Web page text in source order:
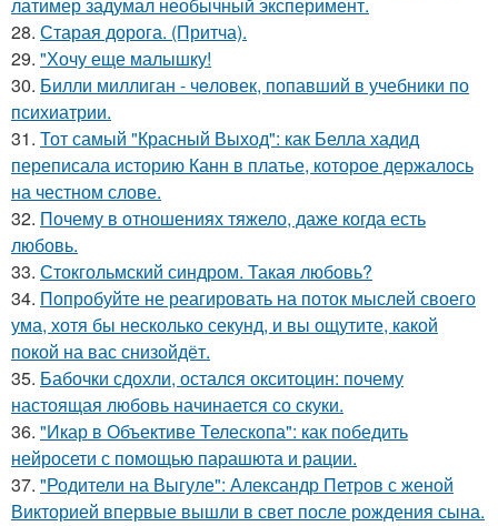
28. Старая дорога. (Притча).
29. "Хочу еще малышку!
30. Билли миллиган - чeловек, попавший в учебники по
психиатрии.
31. Тот самый "Красный Выход": как Белла хадид
переписала историю Канн в платье, которое держалось
на честном слове.
32. Почему в отношениях тяжело, даже когда есть
любовь.
33. Стокгольмский синдром. Такая любовь?
34. Попробуйте не реагировать на поток мыслей своего
ума, хотя бы несколько секунд, и вы ощутите, какой
покой на вас снизойдёт.
35. Бабочки сдохли, остался окситоцин: почему
настоящая любовь начинается со скуки.
36. "Икар в Объективе Телескопа": как победить
нейросети с помощью парашюта и рации.
37. "Родители на Выгуле": Александр Петров с женой
Викторией впервые вышли в свет после рождения сына.